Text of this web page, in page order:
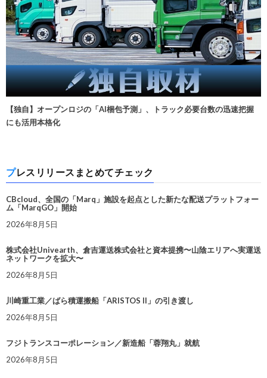
【独自】オープンロジの「AI梱包予測」、トラック必要台数の迅速把握
にも活用本格化
プレスリリースまとめてチェック
CBcloud、全国の「Marq」施設を起点とした新たな配送プラットフォー
ム「MarqGO」開始
2026年8月5日
株式会社Univearth、倉吉運送株式会社と資本提携〜山陰エリアへ実運送
ネットワークを拡大〜
2026年8月5日
川崎重工業／ばら積運搬船「ARISTOS II」の引き渡し
2026年8月5日
フジトランスコーポレーション／新造船「蓉翔丸」就航
2026年8月5日